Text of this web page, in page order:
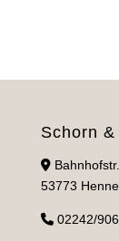
Schorn
53773
02242/